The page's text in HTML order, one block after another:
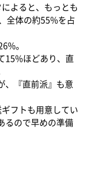
よると、もっとも
全体の約55%を占
。
15%ほどあり、直
、『直前派』も意
フトも用意してい
るので早めの準備